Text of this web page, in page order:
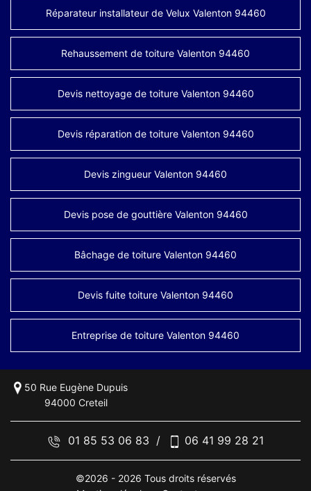
Réparateur installateur de Velux Valenton 94460
Rehaussement de toiture Valenton 94460
Devis nettoyage de toiture Valenton 94460
Devis réparation de toiture Valenton 94460
Devis zingueur Valenton 94460
Devis pose de gouttière Valenton 94460
Bâchage de toiture Valenton 94460
Devis fuite toiture Valenton 94460
Entreprise de toiture Valenton 94460
50 Rue Eugène Dupuis
94000 Creteil
01 85 53 06 83 / 06 41 99 28 21
©2026 - 2026 Tous droits réservés